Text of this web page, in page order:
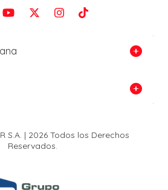
S.A. | 2026 Todos los Derechos
Reservados.